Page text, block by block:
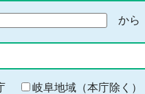
から
岐阜地域（本庁除く）